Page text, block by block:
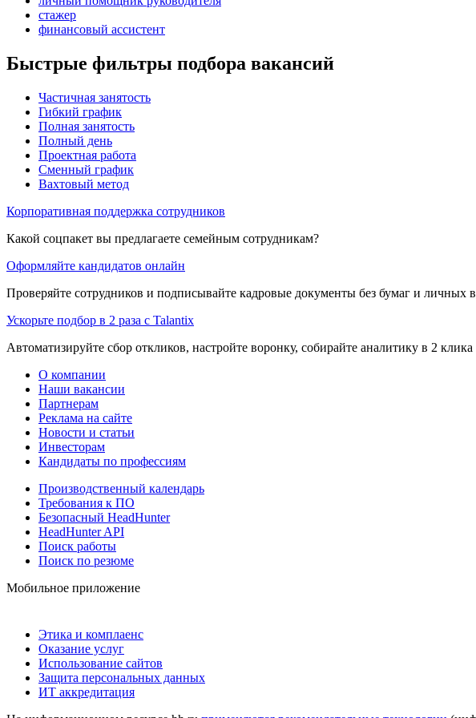
стажер
финансовый ассистент
Быстрые фильтры подбора вакансий
Частичная занятость
Гибкий график
Полная занятость
Полный день
Проектная работа
Сменный график
Вахтовый метод
Корпоративная поддержка сотрудников
Какой соцпакет вы предлагаете семейным сотрудникам?
Оформляйте кандидатов онлайн
Проверяйте сотрудников и подписывайте кадровые документы без бумаг и личных
Ускорьте подбор в 2 раза с Talantix
Автоматизируйте сбор откликов, настройте воронку, собирайте аналитику в 2 клика
О компании
Наши вакансии
Партнерам
Реклама на сайте
Новости и статьи
Инвесторам
Кандидаты по профессиям
Производственный календарь
Требования к ПО
Безопасный HeadHunter
HeadHunter API
Поиск работы
Поиск по резюме
Мобильное приложение
Этика и комплаенс
Оказание услуг
Использование сайтов
Защита персональных данных
ИТ аккредитация